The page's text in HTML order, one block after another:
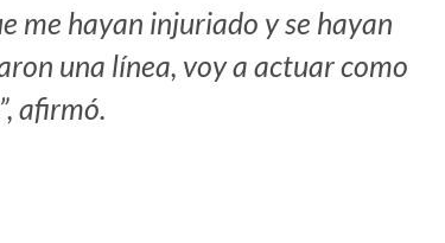
me hayan injuriado y se hayan
una línea, voy a actuar como
afirmó.